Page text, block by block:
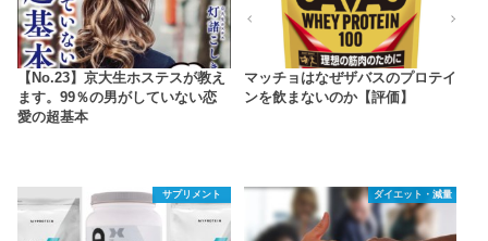
【No.23】京大生ホステスが教え
ます。99％の男がしていない恋
愛の超基本
マッチョはなぜザバスのプロテイ
ンを飲まないのか【評価】
サプリメント ダイエット・減量